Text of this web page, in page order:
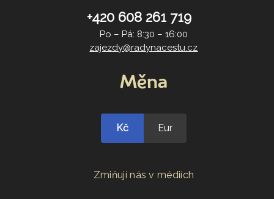
+420 608 261 719
Po – Pá: 8:30 – 16:00
zajezdy@radynacestu.cz
Měna
Kč Eur
Zmiňují nás v médiích